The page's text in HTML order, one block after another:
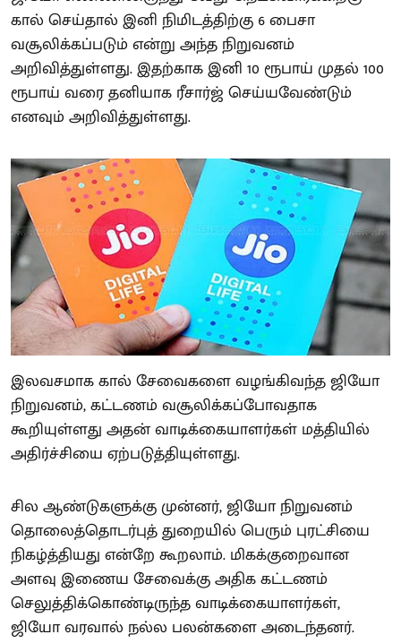
கால் செய்தால் இனி நிமிடத்திற்கு 6 பைசா
வசூலிக்கப்படும் என்று அந்த நிறுவனம்
அறிவித்துள்ளது. இதற்காக இனி 10 ரூபாய் முதல் 100
ரூபாய் வரை தனியாக ரீசார்ஜ் செய்யவேண்டும்
எனவும் அறிவித்துள்ளது.
இலவசமாக கால் சேவைகளை வழங்கிவந்த ஜியோ
நிறுவனம், கட்டணம் வசூலிக்கப்போவதாக
கூறியுள்ளது அதன் வாடிக்கையாளர்கள் மத்தியில்
அதிர்ச்சியை ஏற்படுத்தியுள்ளது.
சில ஆண்டுகளுக்கு முன்னர், ஜியோ நிறுவனம்
தொலைத்தொடர்புத் துறையில் பெரும் புரட்சியை
நிகழ்த்தியது என்றே கூறலாம். மிகக்குறைவான
அளவு இணைய சேவைக்கு அதிக கட்டணம்
செலுத்திக்கொண்டிருந்த வாடிக்கையாளர்கள்,
ஜியோ வரவால் நல்ல பலன்களை அடைந்தனர்.